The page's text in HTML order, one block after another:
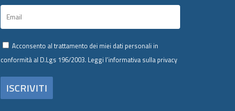
Acconsento al trattamento dei miei dati personali in
conformità al D.Lgs 196/2003. Leggi l’informativa sulla privacy